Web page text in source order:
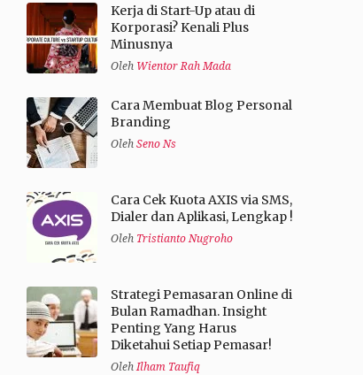
Kerja di Start-Up atau di
Korporasi? Kenali Plus
Minusnya
Oleh Wientor Rah Mada
Cara Membuat Blog Personal
Branding
Oleh Seno Ns
Cara Cek Kuota AXIS via SMS,
Dialer dan Aplikasi, Lengkap !
Oleh Tristianto Nugroho
Strategi Pemasaran Online di
Bulan Ramadhan. Insight
Penting Yang Harus
Diketahui Setiap Pemasar!
OlehIlham Taufiq